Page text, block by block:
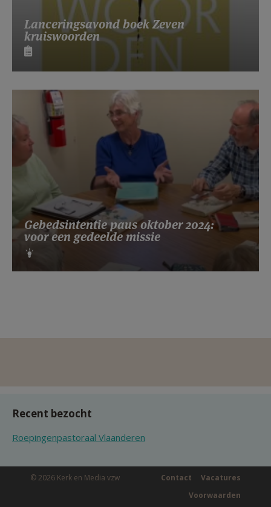
Lanceringsavond boek Zeven
kruiswoorden
Gebedsintentie paus oktober 2024:
voor een gedeelde missie
Recent bezocht
Roepingenpastoraal Vlaanderen
© 2026 Kerk en Media vzw Vacatures
Contact
Voorwaarden